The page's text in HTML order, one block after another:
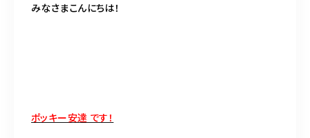
みなさまこんにちは！
ポッキー安達 です！